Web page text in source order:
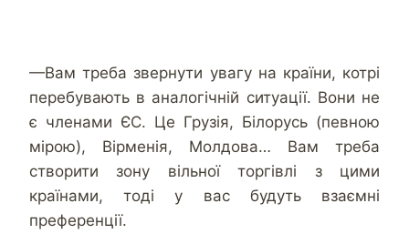
—Вам треба звернути увагу на країни, котрі
перебувають в аналогічній ситуації. Вони не
є членами ЄС. Це Грузія, Білорусь (певною
мірою), Вірменія, Молдова… Вам треба
створити зону вільної торгівлі з цими
країнами, тоді у вас будуть взаємні
преференції.